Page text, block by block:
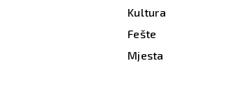
Kultura
Fešte
Mjesta